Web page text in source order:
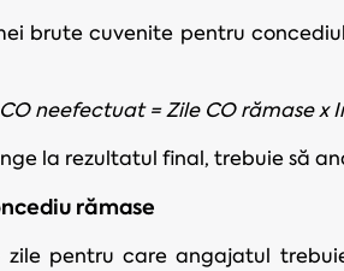
brute cuvenite pentru
neefectuat = Zile CO rămase
la rezultatul final, trebuie să
rămase
zile pentru care angajatul